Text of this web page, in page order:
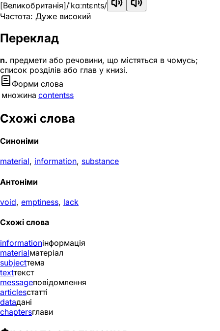
[Великобританія]/ˈkɑːntɛnts/
Частота: Дуже високий
Переклад
n. предмети або речовини, що містяться в чомусь;
список розділів або глав у книзі.
Форми слова
множина contentss
Схожі слова
Синоніми
material, information, substance
Антоніми
void, emptiness, lack
Схожі слова
informationінформація
materialматеріал
subjectтема
textтекст
messageповідомлення
articlesстатті
dataдані
chaptersглави